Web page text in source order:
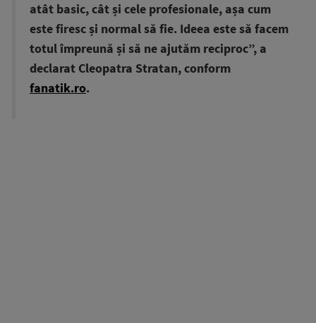
atât basic, cât și cele profesionale, așa cum
este firesc și normal să fie. Ideea este să facem
totul împreună și să ne ajutăm reciproc”, a
declarat Cleopatra Stratan, conform
fanatik.ro.